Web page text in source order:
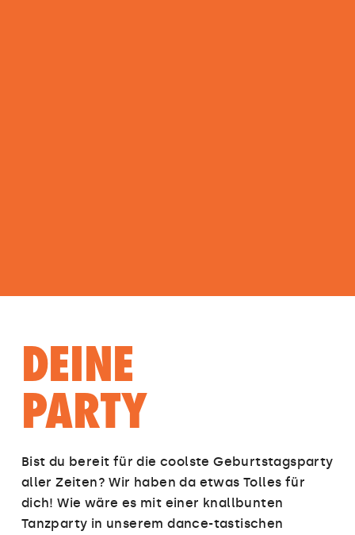
DEINE
PARTY
Bist du bereit für die coolste Geburtstagsparty
aller Zeiten? Wir haben da etwas Tolles für
dich! Wie wäre es mit einer knallbunten
Tanzparty in unserem dance-tastischen